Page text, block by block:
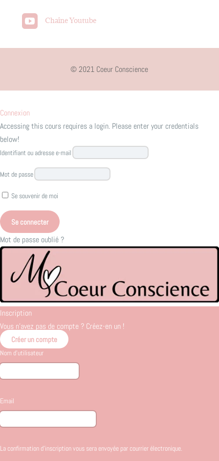
 Chaîne Youtube
© 2021 Coeur Conscience
Connexion
Accessing this cours requires a login. Please enter your credentials
below!
Identifiant ou adresse e-mail
Mot de passe
Se souvenir de moi
Mot de passe oublié ?
Inscription
Vous n'avez pas de compte ? Créez-en un !
Créer un compte
Nom d'utilisateur
Email
La confirmation d'inscription vous sera envoyée par courrier électronique.